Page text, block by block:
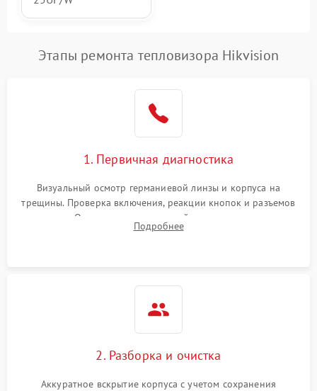
Этапы ремонта тепловизора Hikvision
1. Первичная диагностика
Визуальный осмотр германиевой линзы и корпуса на
трещины. Проверка включения, реакции кнопок и разъемов
зарядки. Оценка вывода тепловой сигнатуры на экран,
проверка базовых функций и считывание системных
Подробнее
2. Разборка и очистка
Аккуратное вскрытие корпуса с учетом сохранения